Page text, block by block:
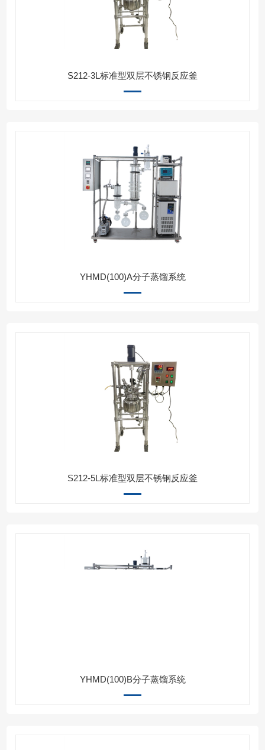
S212-3L标准型双层不锈钢反应釜
YHMD(100)A分子蒸馏系统
S212-5L标准型双层不锈钢反应釜
YHMD(100)B分子蒸馏系统